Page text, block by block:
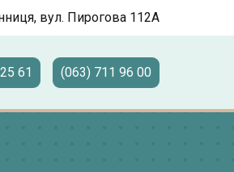
вул. Пирогова 112А
61 (063) 711 96 00